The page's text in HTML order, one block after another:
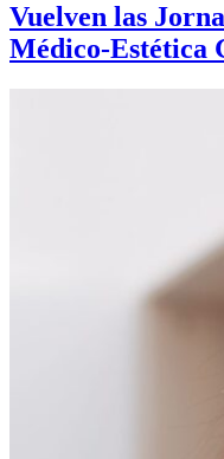
Vuelven las
Médico-Estética